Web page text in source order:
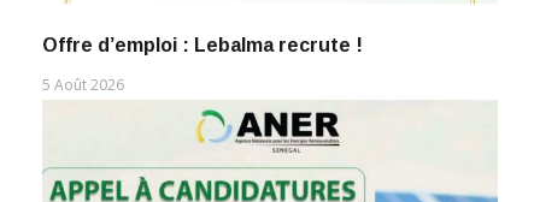
Offre d’emploi : Lebalma recrute !
5 Août 2026